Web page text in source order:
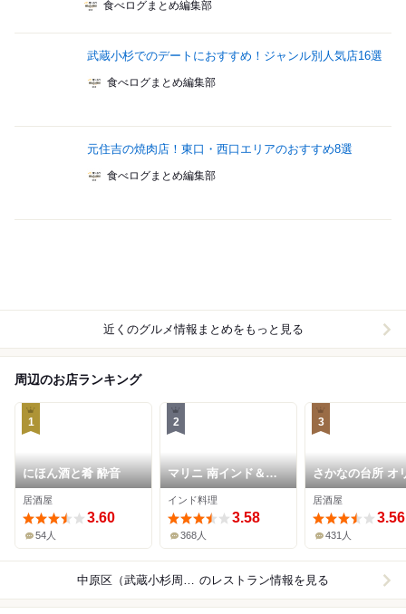
食べログまとめ編集部
武蔵小杉でのデートにおすすめ！ジャンル別人気店16選
食べログまとめ編集部
元住吉の焼肉店！東口・西口エリアのおすすめ8選
食べログまとめ編集部
近くのグルメ情報まとめをもっと見る
周辺のお店ランキング
1
にほん酒と肴 酔音
居酒屋
3.60
54人
2
マリニ 南インド＆フ
ュージョン
インド料理
3.58
368人
3
さかなの台所 オ
ンタル
居酒屋
3.56
431人
中原区（武蔵小杉周辺） のレストラン情報を見る